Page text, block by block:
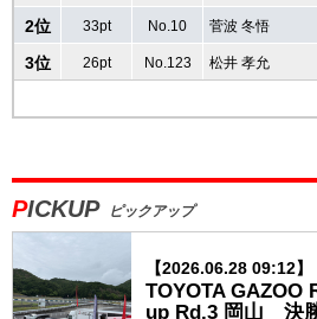
ポイントランキング
GAZOO Racing GR86/BRZ Cup
2位 33pt No.10 菅波 冬悟
3位 26pt No.123 松井 孝允
PICKUP ピックアップ
【2026.06.28 09:12】
TOYOTA GAZOO
up Rd.3 岡山 決